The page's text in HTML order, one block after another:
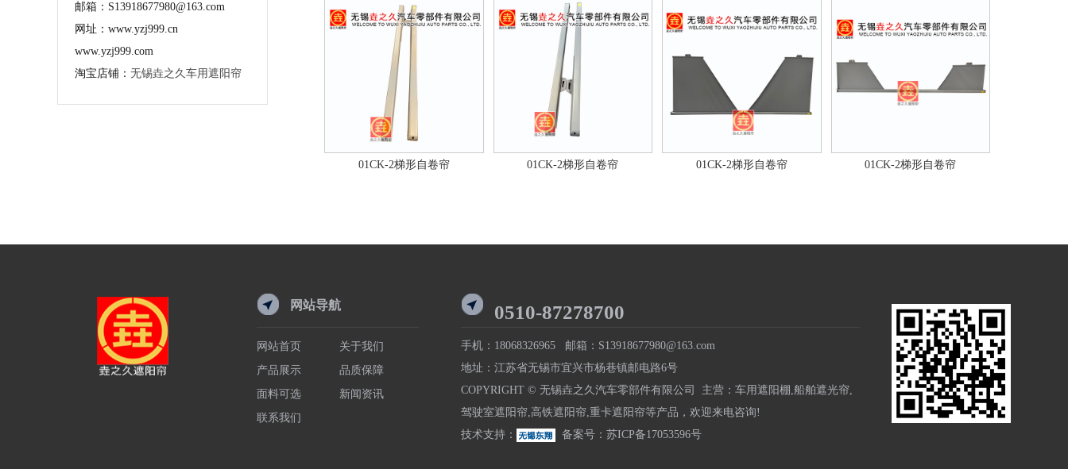
邮箱：S13918677980@163.com
网址：www.yzj999.cn
www.yzj999.com
淘宝店铺： 无锡垚之久车用遮阳帘
01CK-2梯形自卷帘 01CK-2梯形自卷帘 01CK-2梯形自卷帘 01CK-2梯形自卷帘
网站导航
网站首页
关于我们
产品展示
品质保障
面料可选
新闻资讯
联系我们
0510-87278700
手机：18068326965 邮箱：S13918677980@163.com
地址：江苏省无锡市宜兴市杨巷镇邮电路6号
COPYRIGHT © 无锡垚之久汽车零部件有限公司 主营： 车用遮阳棚 船舶遮光帘
驾驶室遮阳帘 高铁遮阳帘 重卡遮阳帘等产品，欢迎来电咨询!
技术支持：
备案号： 苏ICP备17053596号